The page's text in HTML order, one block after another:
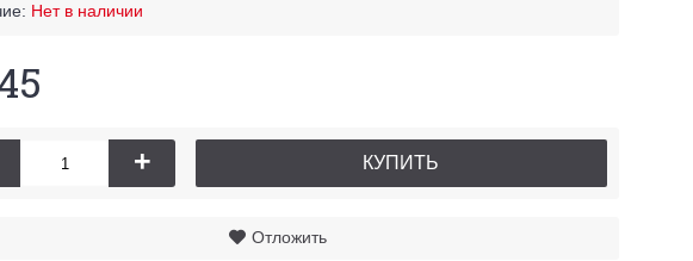
Нет в наличии
+ КУПИТЬ
Отложить